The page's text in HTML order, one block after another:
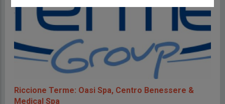
Riccione Terme: Oasi Spa, Centro Benessere &
Medical Spa